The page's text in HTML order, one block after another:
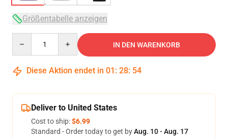
Größentabelle anzeigen
IN DEN WARENKORB
Diese Aktion endet in 01 : 28: 53
Deliver to United States
Cost to ship:$6.99
Standard - Order today to get byAug. 10 - Aug. 17